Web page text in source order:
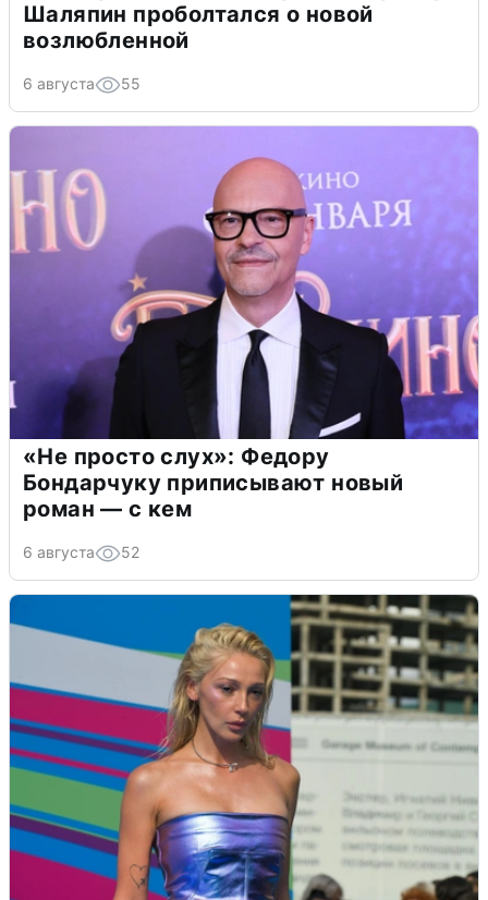
Шаляпин проболтался о новой
возлюбленной
6 августа 55
«Не просто слух»: Федору
Бондарчуку приписывают новый
роман — с кем
6 августа 52